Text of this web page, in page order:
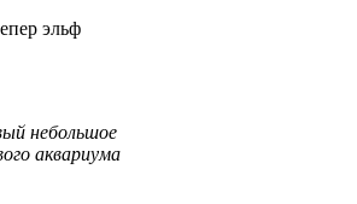
эльф
небольшое
аквариума